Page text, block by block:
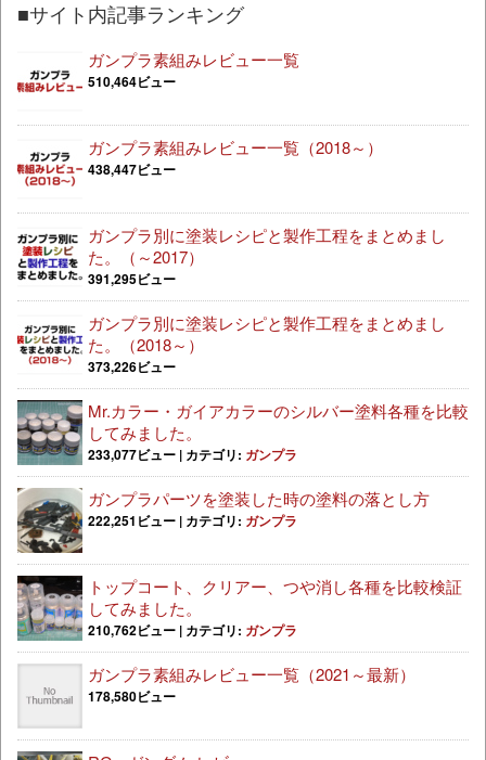
■サイト内記事ランキング
ガンプラ素組みレビュー一覧
510,464ビュー
ガンプラ素組みレビュー一覧（2018～）
438,447ビュー
ガンプラ別に塗装レシピと製作工程をまとめまし
た。（～2017）
391,295ビュー
ガンプラ別に塗装レシピと製作工程をまとめまし
た。（2018～）
373,226ビュー
Mr.カラー・ガイアカラーのシルバー塗料各種を比較
してみました。
233,077ビュー | カテゴリ: ガンプラ
ガンプラパーツを塗装した時の塗料の落とし方
222,251ビュー | カテゴリ: ガンプラ
トップコート、クリアー、つや消し各種を比較検証
してみました。
210,762ビュー | カテゴリ: ガンプラ
ガンプラ素組みレビュー一覧（2021～最新）
178,580ビュー